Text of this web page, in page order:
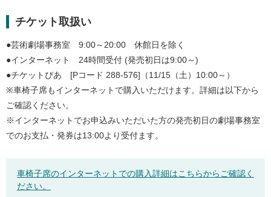
チケット取扱い
●芸術劇場事務室 9:00～20:00 休館日を除く
●インターネット 24時間受付 (発売初日は9:00～)
●チケットぴあ [Pコード 288-576]（11/15（土）10:00～）
※車椅子席もインターネットで購入いただけます。詳細は以下から
ご確認ください。
※インターネットでお申込みいただいた方の発売初日の劇場事務室
でのお支払・発券は13:00より受付ます。
車椅子席のインターネットでの購入詳細はこちらからご確認く
ださい。